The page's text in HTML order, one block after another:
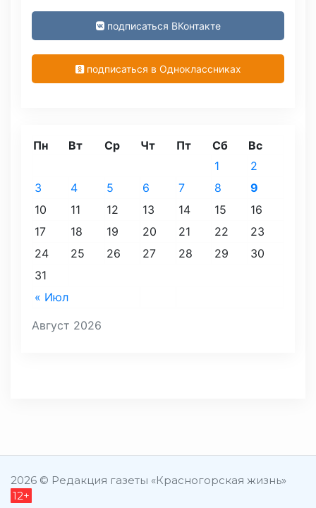
подписаться ВКонтакте
подписаться в Одноклассниках
Август 2026
Пн Вт Ср Чт Пт Сб Вс
« Июл
1
2
3
4 5 6 7 8
9
10
11 12 13 14 15
16
17
18 19 20 21 22
23
24
25 26 27 28 29
30
31
2026 © Редакция газеты «Красногорская жизнь»
12+